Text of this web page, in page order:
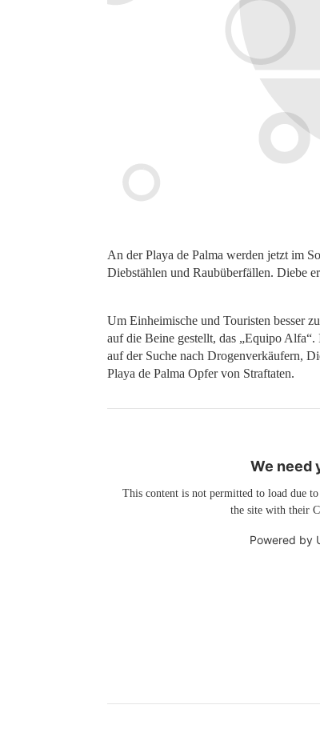
An der Playa de Palma werden jetzt im
Diebstählen und Raubüberfällen. Diebe
Um Einheimische und Touristen besser
auf die Beine gestellt, das „Equipo
auf der Suche nach Drogenverkäufern,
Playa de Palma Opfer von Straftaten.
We need
This content is not permitted to load due
the site with their
Powered by